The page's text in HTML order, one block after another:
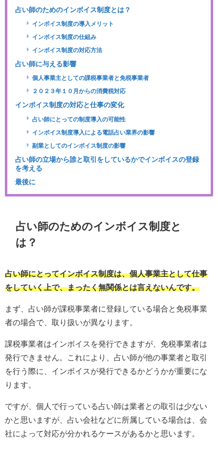
占い師のためのインボイス制度とは？
インボイス制度の導入メリット
インボイス制度の仕組み
インボイス制度の対応方法
占い師に与える影響
個人事業主としての課税事業者と免税事業者
２０２３年１０月からの消費税対応
インボイス制度の対応と仕事の変化
占い師にとっての制度導入の可能性
インボイス制度導入による電話占い業界の影響
副業としてのインボイス制度の影響
占い師の立場から誰と取引をしているかでインボイスの登録
を考える
最後に
占い師のためのインボイス制度と
は？
占い師にとってインボイス制度は、個人事業主として仕事
をしていく上で、まったく無関係とは言えないんです。
まず、占い師が課税事業者に登録している場合と免税事業
者の場合で、取り扱いが異なります。
課税事業者はインボイスを発行できますが、免税事業者は
発行できません。これにより、占い師が他の事業者と取引
を行う際に、インボイスが発行できるかどうかが重要にな
ります。
ですが、個人で行っている占い師は業者との取引は少ない
かと思いますが、占い会社などに所属している場合は、会
社によって対応が分かれるケースがあるかと思います。